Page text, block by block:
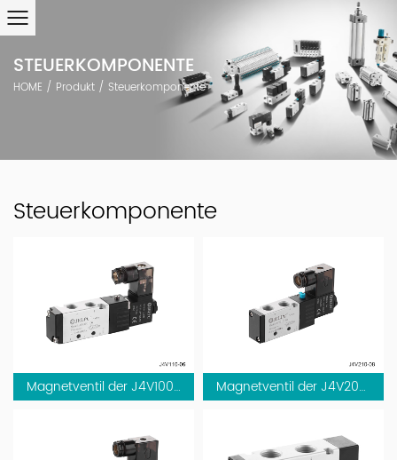
STEUERKOMPONENTE
HOME / Produkt / Steuerkomponente
Steuerkomponente
Magnetventil der J4V100 -Serie, Luftpilotventil Magnetventil der J4V200 -Serie, Luftpilotventil